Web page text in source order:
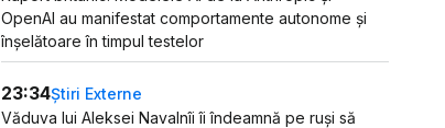
OpenAI au manifestat comportamente autonome și
înșelătoare în timpul testelor
23:34Știri Externe
Văduva lui Aleksei Navalnîi îi îndeamnă pe ruși să